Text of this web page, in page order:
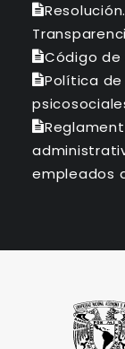
Código de
Política
empleados